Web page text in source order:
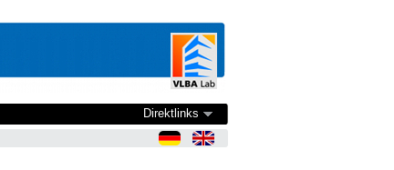
Direktlinks